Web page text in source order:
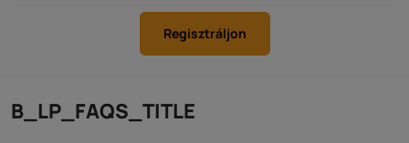
Regisztráljon
B_LP_FAQS_TITLE